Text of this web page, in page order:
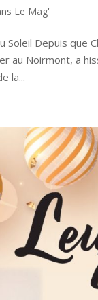
Le Mag'
Soleil Depuis que
au Noirmont, a
la...